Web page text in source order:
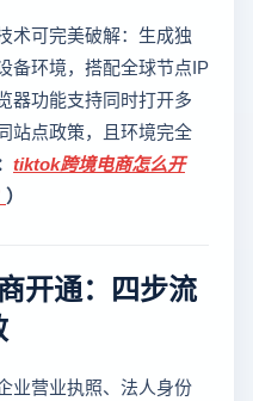
术可完美破解：生成独
备环境，搭配全球节点IP
器功能支持同时打开多
站点政策，且环境完全
tiktok跨境电商怎么开
）
开通：四步流
业营业执照、法人身份